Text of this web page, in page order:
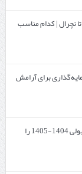
نچرال | کدام مناسب
برای آرامش
کدام آموزشگاه تیزهوشان بیشترین قبولی 1404-1405 را